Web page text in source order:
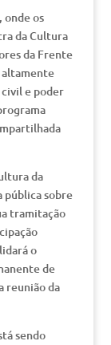
onde os
da Cultura
da Frente
e poder
da
pública sobre
tramitação
o
de
reunião da
sendo